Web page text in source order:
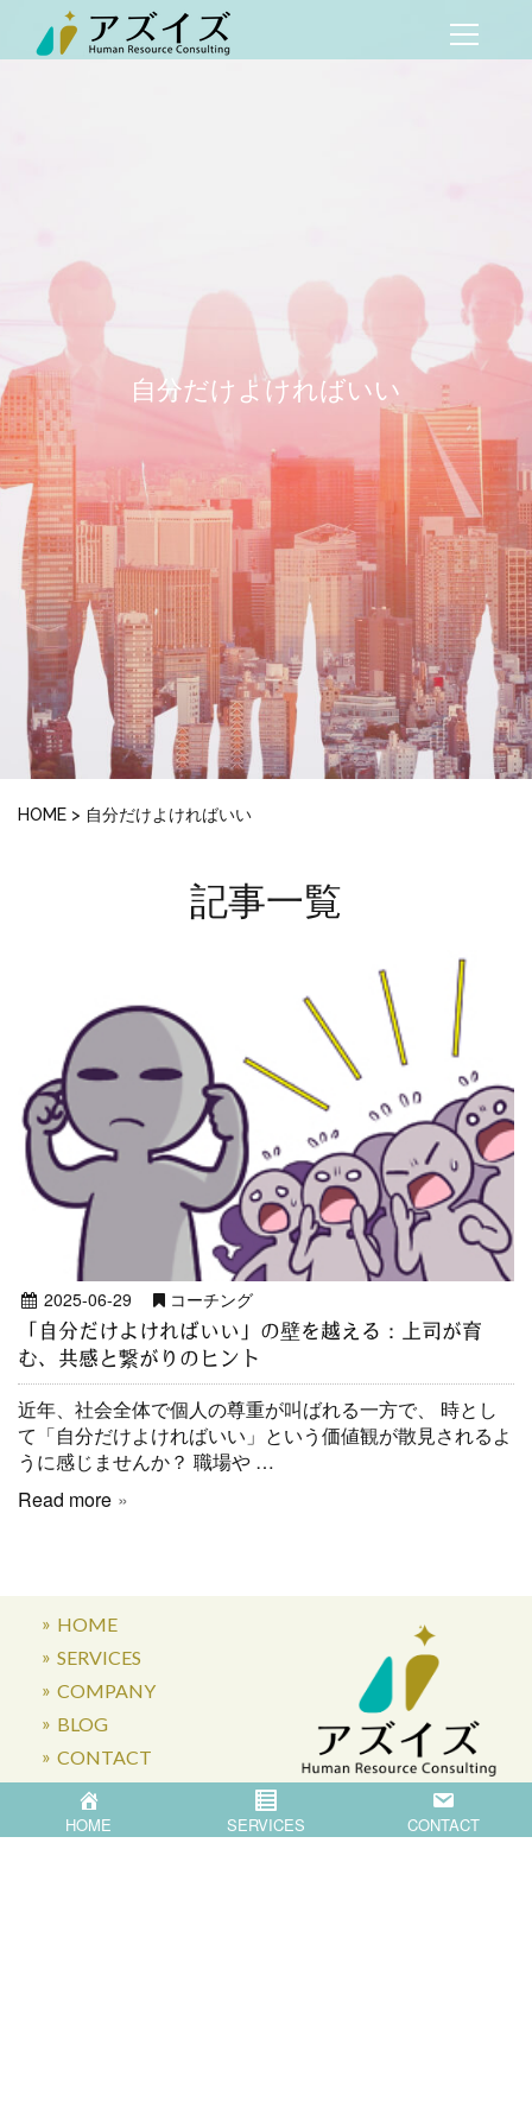
自分だけよければいい
HOME > 自分だけよければいい
記事一覧
2025-06-29 コーチング
「自分だけよければいい」の壁を越える：上司が育
む、共感と繋がりのヒント
近年、社会全体で個人の尊重が叫ばれる一方で、 時とし
て「自分だけよければいい」という価値観が散見されるよ
うに感じませんか？ 職場や …
Read more
HOME
SERVICES
COMPANY
BLOG
CONTACT
〒871-0007 大分県中津市蛎瀬770
HOME SERVICES CONTACT